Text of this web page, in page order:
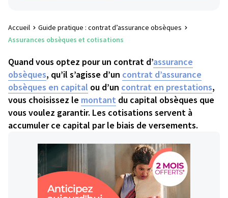
Accueil
Guide pratique : contrat d’assurance obsèques
Assurances obsèques et cotisations
Quand vous optez pour un contrat d’assurance
obsèques, qu’il s’agisse d’un contrat d’assurance
obsèques en capital ou d’un contrat en prestations,
vous choisissez le montant du capital obsèques que
vous voulez garantir. Les cotisations servent à
accumuler ce capital par le biais de versements.